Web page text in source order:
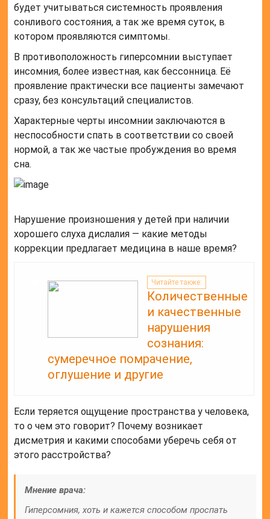
будет учитываться системность проявления
сонливого состояния, а так же время суток, в
котором проявляются симптомы.
В противоположность гиперсомнии выступает
инсомния, более известная, как бессонница. Её
проявление практически все пациенты замечают
сразу, без консультаций специалистов.
Характерные черты инсомнии заключаются в
неспособности спать в соответствии со своей
нормой, а так же частые пробуждения во время
сна.
Нарушение произношения у детей при наличии
хорошего слуха дислалия — какие методы
коррекции предлагает медицина в наше время?
Читайте также:
Количественные
и качественные
нарушения
сознания:
сумеречное помрачение,
оглушение и другие
Если теряется ощущение пространства у человека,
то о чем это говорит? Почему возникает
дисметрия и какими способами уберечь себя от
этого расстройства?
Мнение врача:
Гиперсомния, хоть и кажется способом проспать